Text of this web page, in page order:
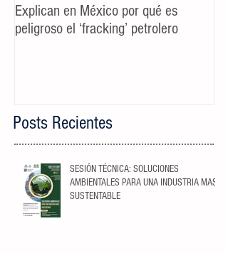
Explican en México por qué es
peligroso el ‘fracking’ petrolero
Posts Recientes
SESIÓN TÉCNICA: SOLUCIONES
AMBIENTALES PARA UNA INDUSTRIA MAS
SUSTENTABLE